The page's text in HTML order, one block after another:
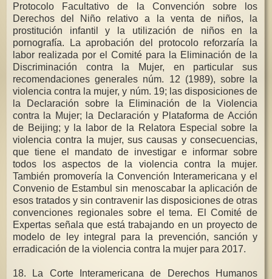
Protocolo Facultativo de la Convención sobre los
Derechos del Niño relativo a la venta de niños, la
prostitución infantil y la utilización de niños en la
pornografía. La aprobación del protocolo reforzaría la
labor realizada por el Comité para la Eliminación de la
Discriminación contra la Mujer, en particular sus
recomendaciones generales núm. 12 (1989), sobre la
violencia contra la mujer, y núm. 19; las disposiciones de
la Declaración sobre la Eliminación de la Violencia
contra la Mujer; la Declaración y Plataforma de Acción
de Beijing; y la labor de la Relatora Especial sobre la
violencia contra la mujer, sus causas y consecuencias,
que tiene el mandato de investigar e informar sobre
todos los aspectos de la violencia contra la mujer.
También promovería la Convención Interamericana y el
Convenio de Estambul sin menoscabar la aplicación de
esos tratados y sin contravenir las disposiciones de otras
convenciones regionales sobre el tema. El Comité de
Expertas señala que está trabajando en un proyecto de
modelo de ley integral para la prevención, sanción y
erradicación de la violencia contra la mujer para 2017.
18. La Corte Interamericana de Derechos Humanos